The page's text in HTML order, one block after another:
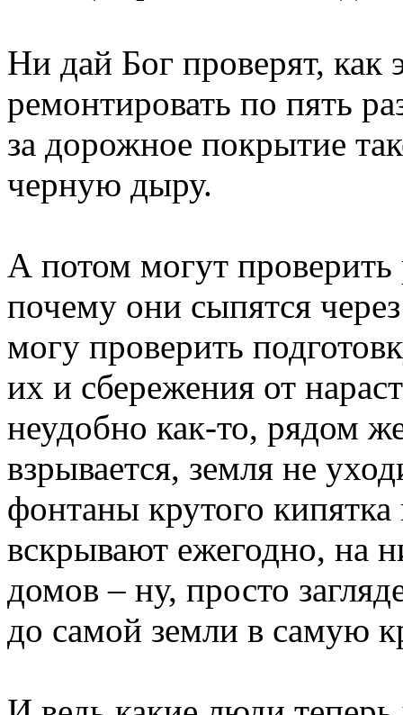
Ни дай Бог проверят, как
ремонтировать по пять
за дорожное покрытие
черную дыру.
А потом могут
почему они сыпятся
могу проверить
их и сбережения от
неудобно как-то, рядом
взрывается, земля не
фонтаны крутого
вскрывают ежегодно, на
домов – ну, просто
до самой земли в самую